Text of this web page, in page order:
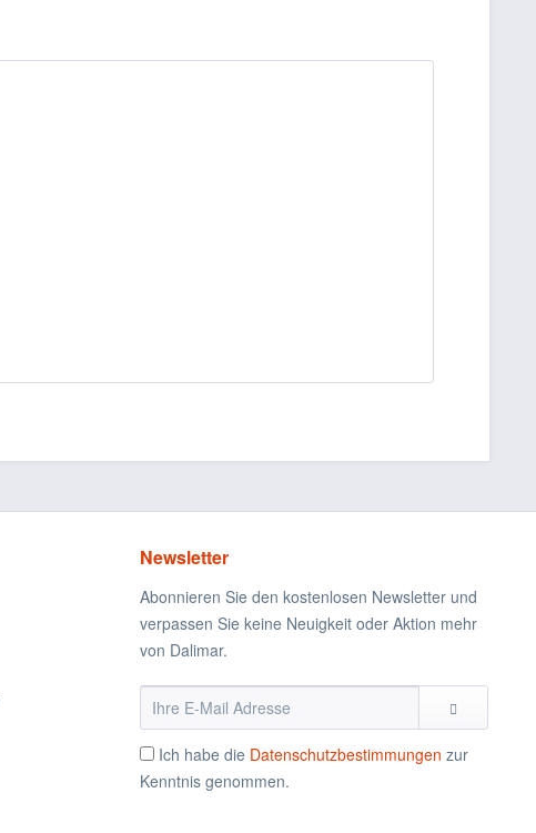
Newsletter
Abonnieren Sie den kostenlosen Newsletter und
verpassen Sie keine Neuigkeit oder Aktion mehr
von Dalimar.
Ich habe die Datenschutzbestimmungen zur
Kenntnis genommen.